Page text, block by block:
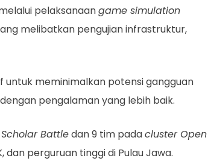
pelaksanaangame simulation
melibatkan pengujian infrastruktur,
meminimalkan potensi gangguan
pengalaman yang lebih baik.
Battledan 9 tim padacluster Open
dan perguruan tinggi di Pulau Jawa.